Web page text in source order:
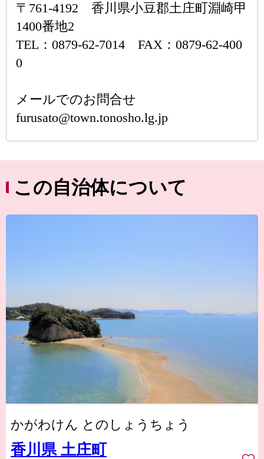
〒761-4192 香川県小豆郡土庄町淵崎甲
1400番地2
TEL：0879-62-7014 FAX：0879-62-400
0
メールでのお問合せ
furusato@town.tonosho.lg.jp
この自治体について
かがわけん とのしょうちょう
香川県 土庄町